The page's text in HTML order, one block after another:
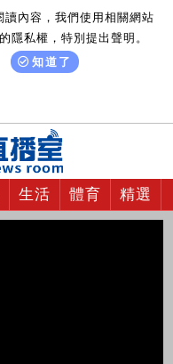
讀內容，我們使用相關網站
隱私權，特別提出聲明。
知道了
生活 體育 精選